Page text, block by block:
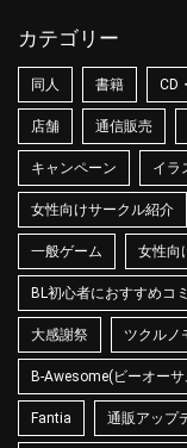
カテゴリー
同人 書籍 CD
店舗 通信販売
キャンペーン イラ
女性向けサークル紹介
一般ゲーム 女性向
BL初心者におすすめコ
大感謝祭 ツクルノ
B-Awesome(ビーオー
Fantia 通販アップ